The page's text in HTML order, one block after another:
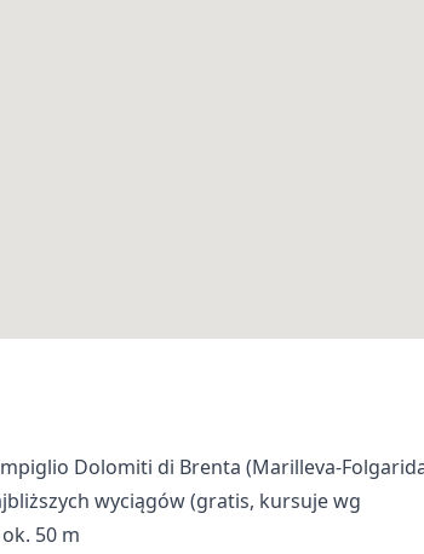
Dolomiti di Brenta (Marilleva-
wyciągów (gratis, kursuje wg
50 m